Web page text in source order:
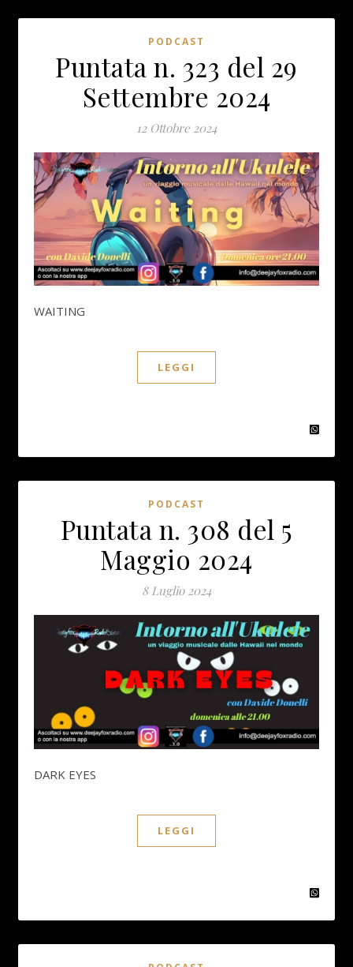
PODCAST
Puntata n. 323 del 29
Settembre 2024
12 Ottobre 2024
WAITING
LEGGI
PODCAST
Puntata n. 308 del 5
Maggio 2024
8 Luglio 2024
DARK EYES
LEGGI